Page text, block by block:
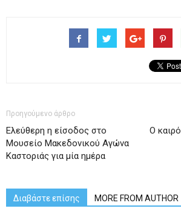
Προηγούμενο άρθρο
Ελεύθερη η είσοδος στο
Μουσείο Μακεδονικού Αγώνα
Καστοριάς για μία ημέρα
Ο
Διαβάστε επίσης MORE FROM AUTHOR